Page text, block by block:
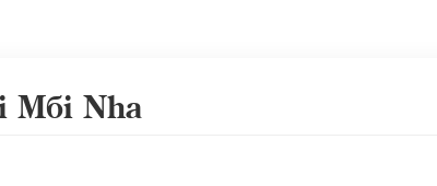
Mái Nhà